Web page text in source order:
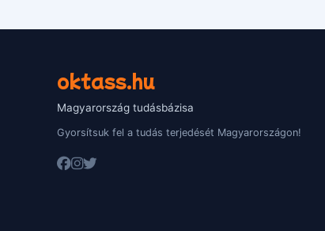
oktass.hu
Magyarország tudásbázisa
Gyorsítsuk fel a tudás terjedését Magyarországon!